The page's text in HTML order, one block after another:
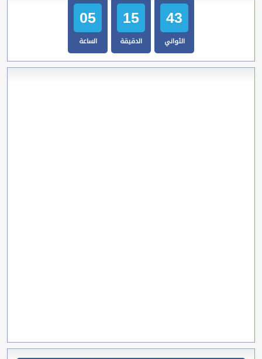
05
الساعة
15
الدقيقة
44
الثواني